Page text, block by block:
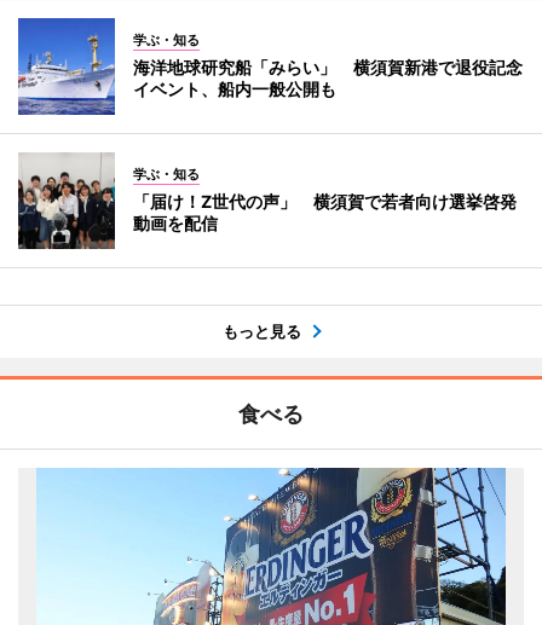
学ぶ・知る
海洋地球研究船「みらい」 横須賀新港で退役記念
イベント、船内一般公開も
学ぶ・知る
「届け！Z世代の声」 横須賀で若者向け選挙啓発
動画を配信
もっと見る
食べる